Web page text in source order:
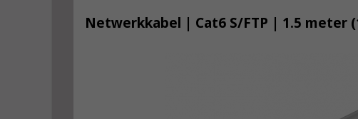
Netwerkkabel | Cat6 S/FTP | 1.5 meter